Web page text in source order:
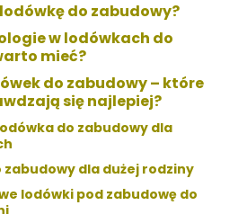
do zabudowy?
w lodówkach do
mieć?
do zabudowy – które
się najlepiej?
do zabudowy dla
zabudowy dla dużej rodziny
lodówki pod zabudowę do